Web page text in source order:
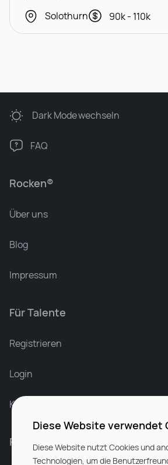
Solothurn
90k - 110k
Rocken®
Über uns
Blog
Impressum
Für Talente
Registrieren
Login
Karriere bei Rocken
Für Unternehmen
Dark Modewechseln
FAQ
Diese Website verwendet
Diese Website nutzt Cookies und
Technologien, um die